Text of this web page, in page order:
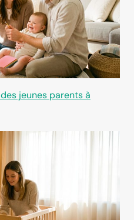
jeunes parents à